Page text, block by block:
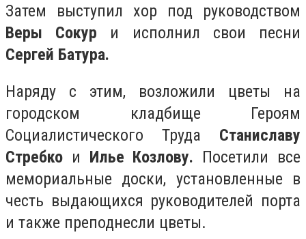
Затем выступил хор под руководством
Веры Сокур и исполнил свои песни
Сергей Батура.
Наряду с этим, возложили цветы на
городском кладбище Героям
Социалистического Труда Станиславу
Стребко и Илье Козлову. Посетили все
мемориальные доски, установленные в
честь выдающихся руководителей порта
и также преподнесли цветы.